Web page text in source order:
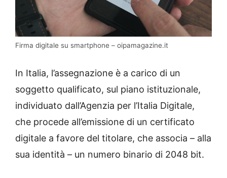
Firma digitale su smartphone – oipamagazine.it
In Italia, l’assegnazione è a carico di un
soggetto qualificato, sul piano istituzionale,
individuato dall’Agenzia per l’Italia Digitale,
che procede all’emissione di un certificato
digitale a favore del titolare, che associa – alla
sua identità – un numero binario di 2048 bit.